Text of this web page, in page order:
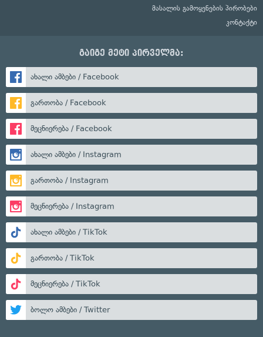
მასალის გამოყენების პირობები
კონტაქტი
გაიგე მეტი პირველმა:
ახალი ამბები / Facebook
გართობა / Facebook
მეცნიერება / Facebook
ახალი ამბები / Instagram
გართობა / Instagram
მეცნიერება / Instagram
ახალი ამბები / TikTok
გართობა / TikTok
მეცნიერება / TikTok
ბოლო ამბები / Twitter